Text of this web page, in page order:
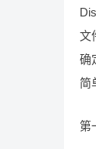
文
确
简
第